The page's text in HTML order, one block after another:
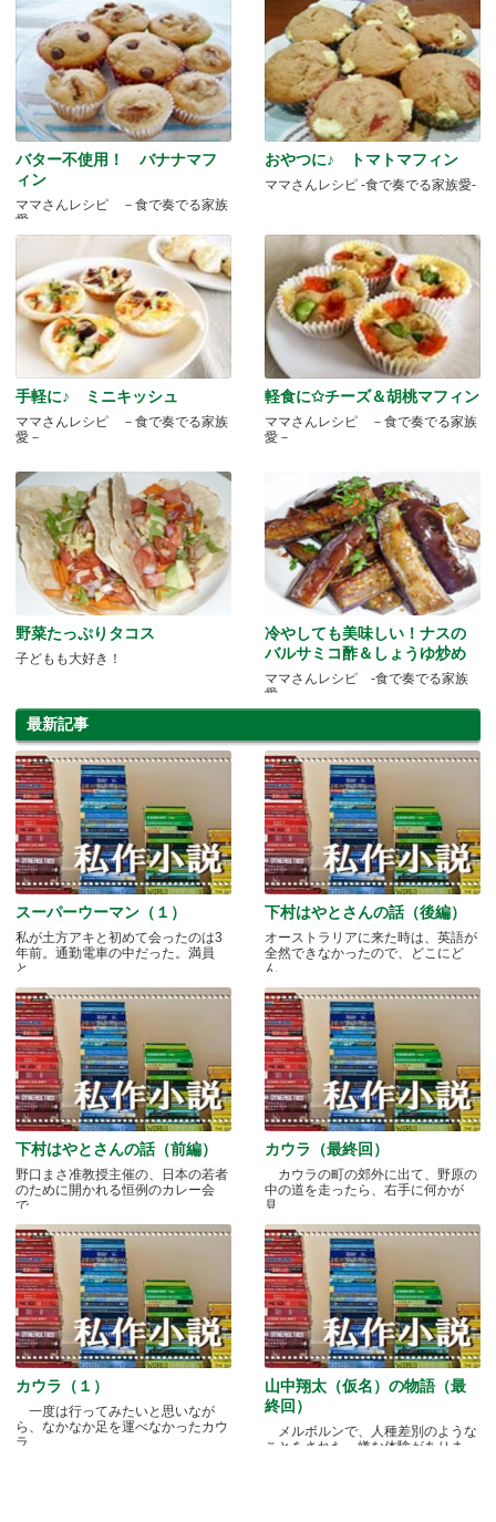
バター不使用！ バナナマフ
ィン
ママさんレシピ －食で奏でる家族
愛－
おやつに♪ トマトマフィン
ママさんレシピ -食で奏でる家族愛-
手軽に♪ ミニキッシュ
ママさんレシピ －食で奏でる家族
愛－
軽食に✩チーズ＆胡桃マフィン
ママさんレシピ －食で奏でる家族
愛－
野菜たっぷりタコス
子どもも大好き！
冷やしても美味しい！ナスの
バルサミコ酢＆しょうゆ炒め
ママさんレシピ -食で奏でる家族
愛-
最新記事
スーパーウーマン（１）
私が土方アキと初めて会ったのは3
年前。通勤電車の中だった。満員
と.....
下村はやとさんの話（後編）
オーストラリアに来た時は、英語が
全然できなかったので、どこにど
ん.....
下村はやとさんの話（前編）
野口まさ准教授主催の、日本の若者
のために開かれる恒例のカレー会
で.....
カウラ（最終回）
カウラの町の郊外に出て、野原の
中の道を走ったら、右手に何かが
見.....
カウラ（１）
一度は行ってみたいと思いなが
ら、なかなか足を運べなかったカウ
ラ.....
山中翔太（仮名）の物語（最
終回）
メルボルンで、人種差別のような
ことをされた、嫌な体験がありま